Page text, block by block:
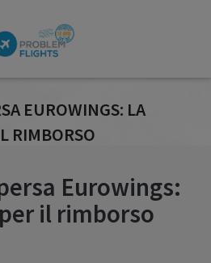
EUROWINGS: LA
RIMBORSO
Eurowings:
il rimborso